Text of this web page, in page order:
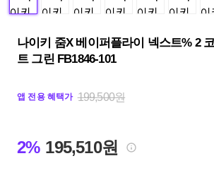
나이키 줌X 베이퍼플라이 넥스트% 2
트 그린 FB1846-101
앱 전용 혜택가 199,500원
2% 195,510원